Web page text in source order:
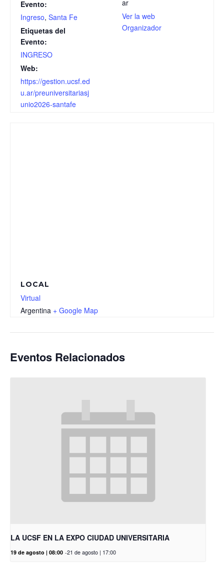
Evento:
Ingreso, Santa Fe
Etiquetas del
Evento:
INGRESO
Web:
https://gestion.ucsf.ed
u.ar/preuniversitariasj
unio2026-santafe
ar
Ver la web
Organizador
LOCAL
Virtual
Argentina + Google Map
Eventos Relacionados
LA UCSF EN LA EXPO CIUDAD UNIVERSITARIA
19 de agosto | 08:00 -21 de agosto | 17:00